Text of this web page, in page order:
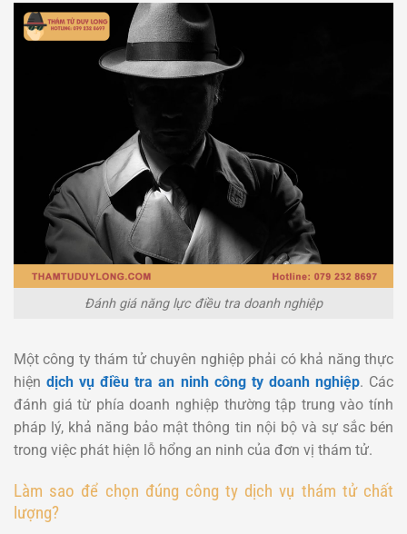
Đánh giá năng lực điều tra doanh nghiệp
Một công ty thám tử chuyên nghiệp phải có khả năng thực
hiệndịch vụ điều tra an ninh công ty doanh nghiệp. Các
đánh giá từ phía doanh nghiệp thường tập trung vào tính
pháp lý, khả năng bảo mật thông tin nội bộ và sự sắc bén
trong việc phát hiện lỗ hổng an ninh của đơn vị thám tử.
Làm sao để chọn đúng công ty dịch vụ thám tử chất
lượng?